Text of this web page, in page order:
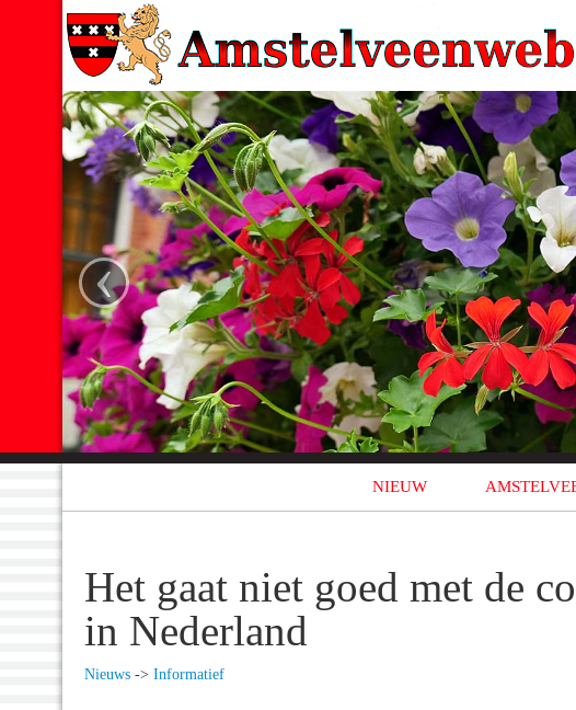
‹
NIEUW
Het gaat niet goed met de
in Nederland
Nieuws -> Informatief